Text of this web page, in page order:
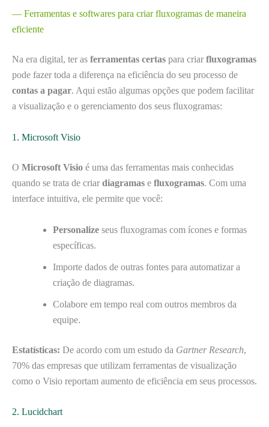
— Ferramentas e softwares para criar fluxogramas de maneira
eficiente
Na era digital, ter as ferramentas certas para criar fluxogramas
pode fazer toda a diferença na eficiência do seu processo de
contas a pagar. Aqui estão algumas opções que podem facilitar
a visualização e o gerenciamento dos seus fluxogramas:
1. Microsoft Visio
O Microsoft Visio é uma das ferramentas mais conhecidas
quando se trata de criar diagramas e fluxogramas. Com uma
interface intuitiva, ele permite que você:
Personalize seus fluxogramas com ícones e formas
específicas.
Importe dados de outras fontes para automatizar a
criação de diagramas.
Colabore em tempo real com outros membros da
equipe.
Estatísticas: De acordo com um estudo da Gartner Research,
70% das empresas que utilizam ferramentas de visualização
como o Visio reportam aumento de eficiência em seus processos.
2. Lucidchart